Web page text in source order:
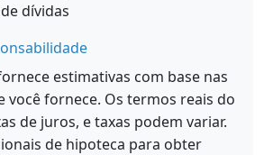
dívidas
estimativas com base nas
você fornece. Os termos reais do
de juros, e taxas podem variar.
de hipoteca para obter